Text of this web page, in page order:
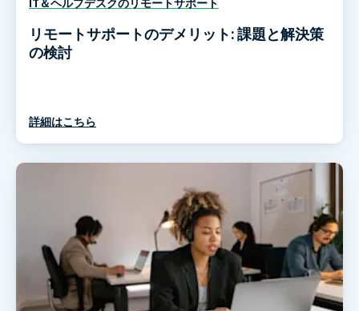
IT＆ヘルプデスクのリモートサポート
リモートサポートのデメリット: 課題と解決策
の検討
詳細はこちら